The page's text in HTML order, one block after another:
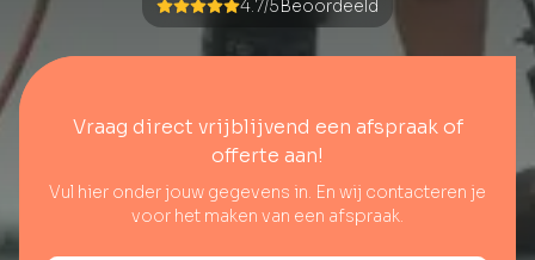
4.7/5Beoordeeld
Vraag direct vrijblijvend een afspraak of
offerte aan!
Vul hier onder jouw gegevens in. En wij contacteren je
voor het maken van een afspraak.